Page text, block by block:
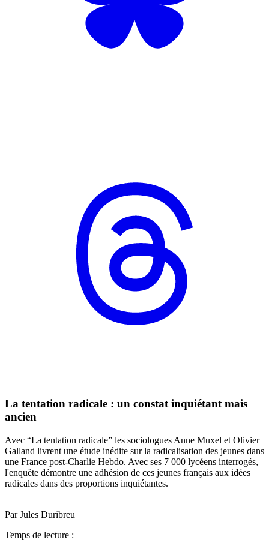
La tentation radicale : un constat inquiétant mais
ancien
Avec “La tentation radicale” les sociologues Anne Muxel et Olivier
Galland livrent une étude inédite sur la radicalisation des jeunes dans
une France post-Charlie Hebdo. Avec ses 7 000 lycéens interrogés,
l'enquête démontre une adhésion de ces jeunes français aux idées
radicales dans des proportions inquiétantes.
Par Jules Duribreu
Temps de lecture :